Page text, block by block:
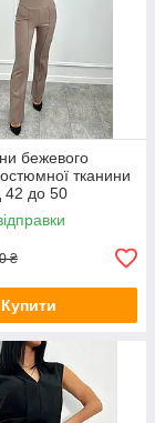
бежевого
тканини
42 до 50
₴
Купити